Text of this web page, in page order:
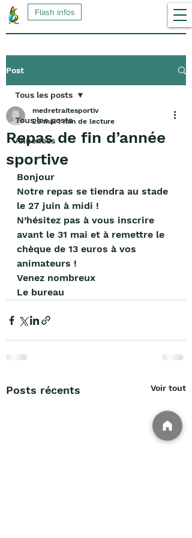
Flash infos
Post
Tous les posts
Annonces
Tous les posts
Repas de fin d’année
sportive
medretraitesportiv
26 mai 1 min de lecture
Bonjour
Notre repas se tiendra au stade
le 27 juin à midi !
N’hésitez pas à vous inscrire
avant le 31 mai et à remettre le
chèque de 13 euros à vos
animateurs !
Venez nombreux
Le bureau
Posts récents Voir tout